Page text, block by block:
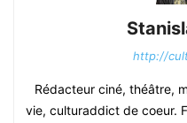
http://
Rédacteur ciné, théâtre,
vie, culturaddict de coeur.